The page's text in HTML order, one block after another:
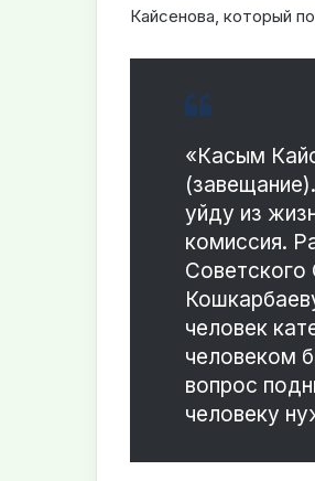
Кайсенова, который
«Касым
уйду из
комиссия.
человек
человеком
вопрос
человеку